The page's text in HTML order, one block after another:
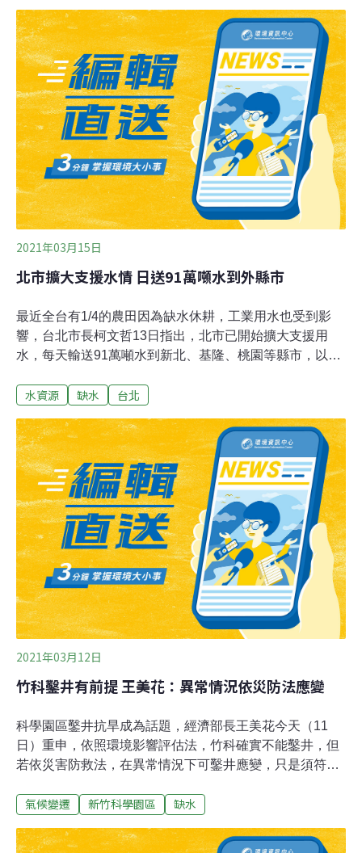
732公尺將影響抽蓄發電。台電大觀發電廠副廠長黃陵育
13日說，若日月潭水位持續降到735公尺，將請水利署中
區水資源局召開應變會議，因為水位低於735公尺可能逐
漸影響抽蓄發電，抽蓄發電一定要保持水位732公尺以
上、日月潭水量3000萬公噸，使抽蓄機組運轉，以穩定供
電頻率。
2021年03月15日
北市擴大支援水情 日送91萬噸水到外縣市
最近全台有1/4的農田因為缺水休耕，工業用水也受到影
響，台北市長柯文哲13日指出，北市已開始擴大支援用
水，每天輸送91萬噸水到新北、基隆、桃園等縣市，以利
水情。台北市副市長黃珊珊14日進一步表示，翡翠水庫水
要民生用水夠用就願意擴大支援送水到桃園，讓石門水庫
去支援外縣市。根據翡翠水庫管理局網頁，翡翠水庫目前
水位為165.23公尺、蓄水率87.1%，有效蓄水量2億9230
萬立方公尺。
水資源 缺水 台北
2021年03月12日
竹科鑿井有前提 王美花：異常情況依災防法應變
科學園區鑿井抗旱成為話題，經濟部長王美花今天（11
日）重申，依照環境影響評估法，竹科確實不能鑿井，但
若依災害防救法，在異常情況下可鑿井應變，只是須符合
廠商臨時鑿井，是廠商考量梅雨及6月降雨恐不足才「超
水管制辦法等法規前提下，由地方政府嚴謹審查，確保不
氣候變遷 新竹科學園區 缺水